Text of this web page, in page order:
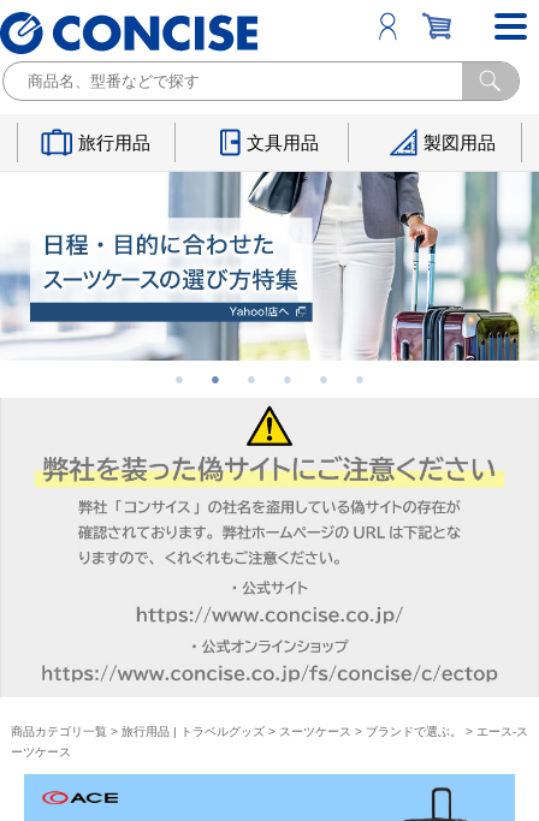
旅行用品 文具用品 製図用品
商品カテゴリ一覧 > 旅行用品 | トラベルグッズ> スーツケース > ブランドで選ぶ。
> エース-ス
ーツケース